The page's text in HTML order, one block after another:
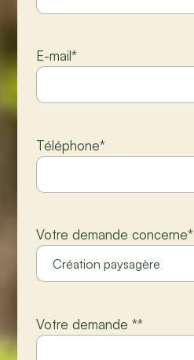
E-mail*
Téléphone*
Votre demande concerne*
Votre demande **